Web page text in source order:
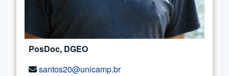
PosDoc, DGEO
santos20@unicamp.br